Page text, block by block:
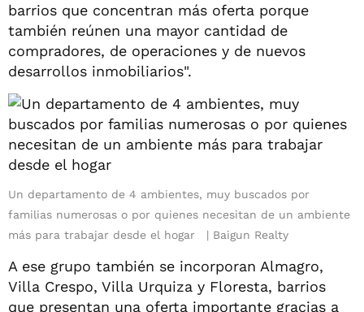
barrios que concentran más oferta porque
también reúnen una mayor cantidad de
compradores, de operaciones y de nuevos
desarrollos inmobiliarios".
Un departamento de 4 ambientes, muy buscados por
familias numerosas o por quienes necesitan de un ambiente
más para trabajar desde el hogar
Baigun Realty
A ese grupo también se incorporan Almagro,
Villa Crespo, Villa Urquiza y Floresta, barrios
que presentan una oferta importante gracias a